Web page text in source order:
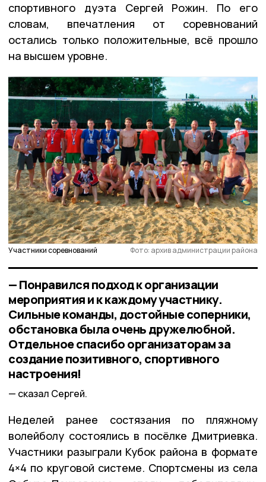
спортивного дуэта Сергей Рожин. По его
словам, впечатления от соревнований
остались только положительные, всё прошло
на высшем уровне.
Участники соревнований Фото: архив администрации района
— Понравился подход к организации
мероприятия и к каждому участнику.
Сильные команды, достойные соперники,
обстановка была очень дружелюбной.
Отдельное спасибо организаторам за
создание позитивного, спортивного
настроения!
сказал Сергей.
Неделей ранее состязания по пляжному
волейболу состоялись в посёлке Дмитриевка.
Участники разыграли Кубок района в формате
4×4 по круговой системе. Спортсмены из села